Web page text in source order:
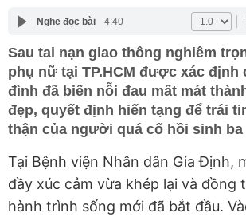
Nghe đọc bài 4:40
Sau tai nạn giao thông nghiêm
phụ nữ tại TP.HCM được xác định
đình đã biến nỗi đau mất mát
đẹp, quyết định hiến tạng để trái
thận của người quá cố hồi sinh
Tại Bệnh viện Nhân dân Gia Định,
đầy xúc cảm vừa khép lại và đồng
hành trình sống mới đã bắt đầu.